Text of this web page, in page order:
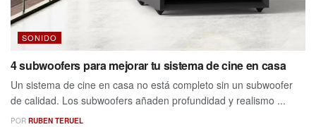
SONIDO
4 subwoofers para mejorar tu sistema de cine en casa
Un sistema de cine en casa no está completo sin un subwoofer
de calidad. Los subwoofers añaden profundidad y realismo ...
POR RUBEN TERUEL